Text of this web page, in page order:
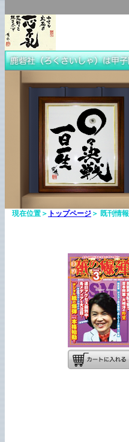
現在位置＞ トップページ ＞ 既刊情報